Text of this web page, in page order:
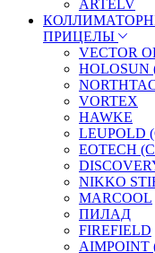
ARTELV
ПРИЦЕЛЫ
VECTOR
VORTEX
HAWKE
EOTECH
NIKKO
MARCOOL
ПИЛАД
FIREFIELD